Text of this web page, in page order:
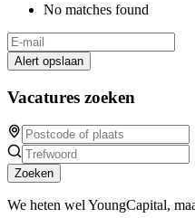
No matches found
Alert opslaan
Vacatures zoeken
Zoeken
We heten wel YoungCapital,